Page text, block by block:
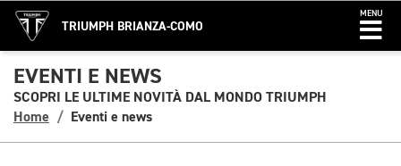
TRIUMPH BRIANZA-COMO
MENU
EVENTI E NEWS
SCOPRI LE ULTIME NOVITÀ DAL MONDO TRIUMPH
Home
Eventi e news